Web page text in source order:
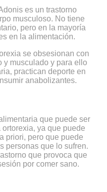
es un trastorno
musculoso. No tiene
pero en la mayoría
en la alimentación.
se obsesionan con
y musculado y para ello
practican deporte en
anabolizantes.
que puede ser
ya que puede
priori, pero que puede
personas que lo sufren.
que provoca que
por comer sano.